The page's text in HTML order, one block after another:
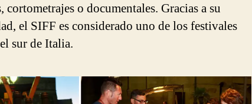
cortometrajes o documentales. Gracias a su
el SIFF es considerado uno de los festivales
sur de Italia.